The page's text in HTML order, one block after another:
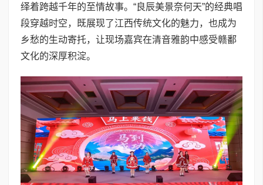
绎着跨越千年的至情故事。“良辰美景奈何天”的经典唱
段穿越时空，既展现了江西传统文化的魅力，也成为
乡愁的生动寄托，让现场嘉宾在清音雅韵中感受赣鄱
文化的深厚积淀。